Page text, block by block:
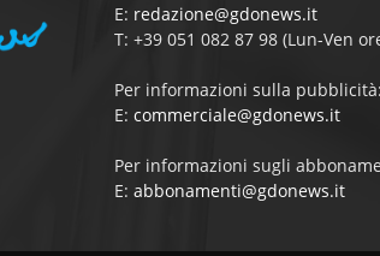
E: redazione@gdonews.it
T: +39 051 082 87 98 (Lun-Ven
Per informazioni sulla pubblicità:
E: commerciale@gdonews.it
Per informazioni sugli
E: abbonamenti@gdonews.it